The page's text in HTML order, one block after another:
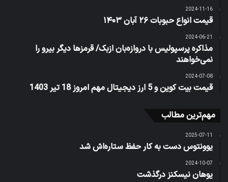
2024-11-16
قیمت انواع حبوبات ۲۶ آبان ۱۴۰۳
2024-06-21
مذاکره پرسپولیس با دروازه‌بان ازبک/ قرمزها دیگر بیرو را
نمی‌خواهند
2024-07-08
قیمت بیت کوین و 5 ارز دیجیتال مهم امروز 18 تیر 1403
مهم‌ترین مطالب
2025-07-11
یوونتوس دست به کار حفظ ستاره‌اش شد
2024-10-07
یوهان نیسکنز درگذشت